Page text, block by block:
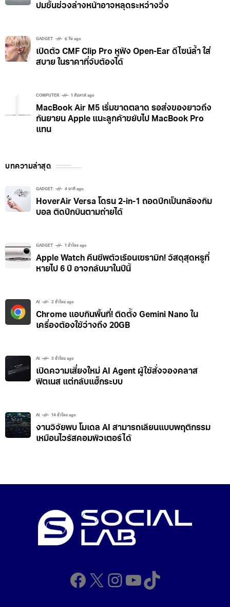
ปมชิ้นช่วงล่างหน้าอาจหลุดระหว่างวิ่ง
GADGET 6 วัน ago
เปิดตัว CMF Clip Pro หูฟัง Open-Ear ดีไซน์ล้ำ ใส่
สบาย ในราคาที่จับต้องได้
COMPUTER 1 สัปดาห์ ago
MacBook Air M5 เริ่มขาดตลาด รอส่งของยาวถึง
กันยายน Apple แนะลูกค้าขยับไป MacBook Pro
แทน
บทความล่าสุด
GADGET 4 นาที ago
HoverAir Versa โดรน 2-in-1 ถอดปีกเป็นกล้องกิม
บอล ติดปีกบินตามถ่ายได้
GADGET 1 ชั่วโมง ago
Apple Watch คืนชีพตัวเรือนเซรามิก! วัสดุสุดหรูที่
หายไป 6 ปี อาจกลับมาในปีนี้
AI 2 ชั่วโมง ago
Chrome แอบกินพื้นที่! ติดตั้ง Gemini Nano ใน
เครื่องต้องใช้ว่างถึง 20GB
AI 3 ชั่วโมง ago
เปิดความเสี่ยงใหม่ AI Agent ผู้ใช้สั่งจองคลาส
ฟิตเนส แต่กลับแฮ็กระบบ
AI 14 ชั่วโมง ago
งานวิจัยพบ โมเดล AI สามารถเลียนแบบพฤติกรรม
เหมือนไวรัสคอมพิวเตอร์ได้
Facebook
X Instagram
YouTube
TikTok